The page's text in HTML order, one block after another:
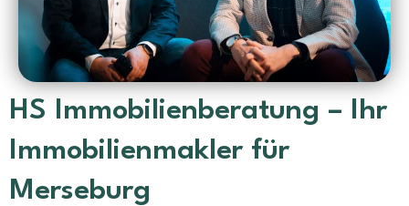
HS Immobilienberatung – Ihr
Immobilienmakler für
Merseburg